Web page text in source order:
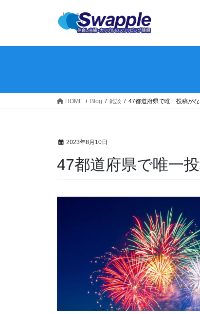
HOME Blog 雑談 47都道府県で唯一投稿が
2023年8月10日
47都道府県で唯一